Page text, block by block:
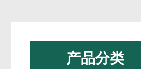
产品分类